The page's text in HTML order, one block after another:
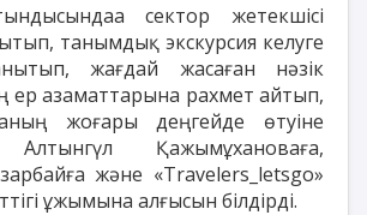
сектор жетекшісі
танымдық экскурсия келуге
жағдай жасаған нәзік
азаматтарына рахмет айтып,
жоғары деңгейде өтуіне
Алтынгүл Қажымұхановаға,
және «Travelers_letsgo»
ұжымына алғысын білдірді.